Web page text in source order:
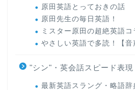
原田英語とっておきの話
原田先生の毎日英語！
ミスター原田の超絶英語コ
やさしい英語で多読！【音
"シン"・英会話スピード表現
最新英語スラング・略語